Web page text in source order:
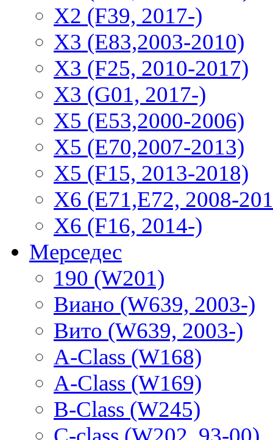
Х2 (F39, 2017-)
X3 (E83,2003-2010)
X3 (F25, 2010-2017)
X3 (G01, 2017-)
X5 (E53,2000-2006)
X5 (E70,2007-2013)
X5 (F15, 2013-2018)
X6 (E71,E72, 2008-
X6 (F16, 2014-)
Мерседес
190 (W201)
Виано (W639, 2003-)
Вито (W639, 2003-)
A-Class (W168)
A-Class (W169)
B-Class (W245)